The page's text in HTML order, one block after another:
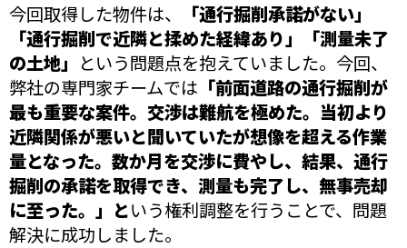
今回取得した物件は、
「通行掘削承諾がない」
「通行掘削で近隣と揉めた経緯あり」「測量未了
の土地」 という問題点を抱えていました。今回、
弊社の専門家チームでは 「前面道路の通行掘削が
最も重要な案件。交渉は難航を極めた。当初より
近隣関係が悪いと聞いていたが想像を超える作業
量となった。数か月を交渉に費やし、結果、通行
掘削の承諾を取得でき、測量も完了し、無事売却
に至った。」という権利調整を行うことで、問題
解決に成功しました。